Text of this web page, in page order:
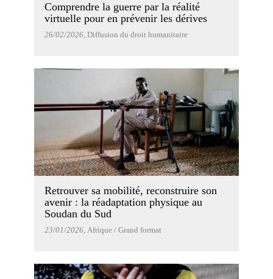
Comprendre la guerre par la réalité
virtuelle pour en prévenir les dérives
26/02/2026, Diffusion du droit humanitaire
Retrouver sa mobilité, reconstruire son
avenir : la réadaptation physique au
Soudan du Sud
23/01/2026, Afrique / Grand format